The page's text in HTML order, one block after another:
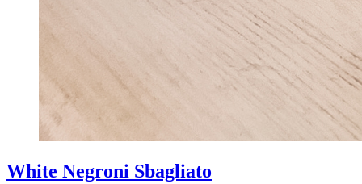
White Negroni Sbagliato